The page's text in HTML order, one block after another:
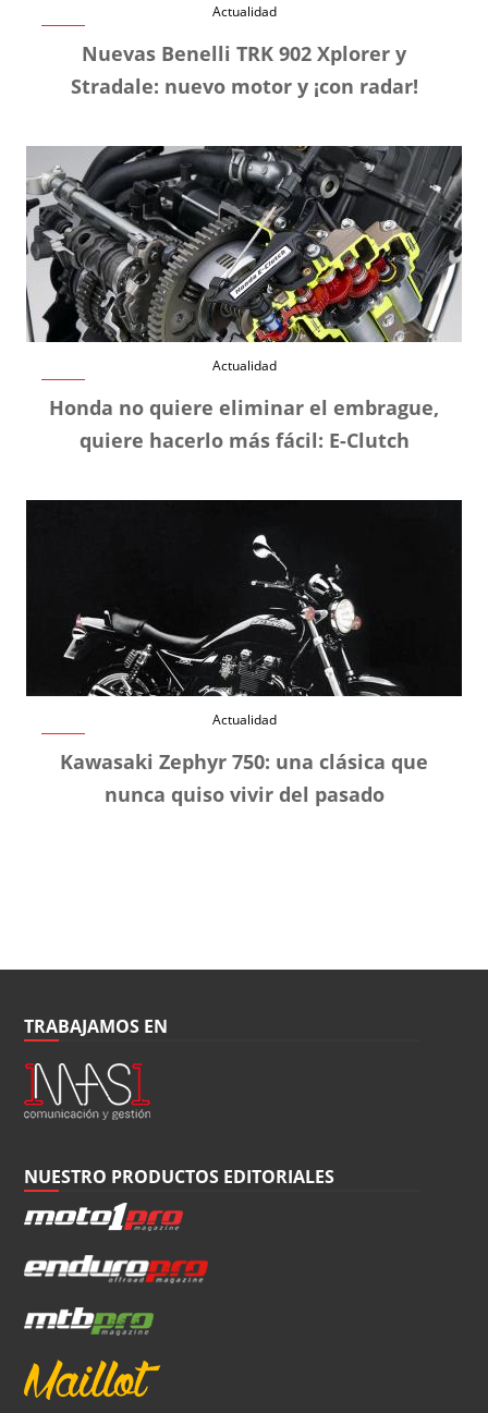
Actualidad
Nuevas Benelli TRK 902 Xplorer y
Stradale: nuevo motor y ¡con radar!
Actualidad
Honda no quiere eliminar el embrague,
quiere hacerlo más fácil: E-Clutch
Actualidad
Kawasaki Zephyr 750: una clásica que
nunca quiso vivir del pasado
TRABAJAMOS EN
NUESTRO PRODUCTOS EDITORIALES